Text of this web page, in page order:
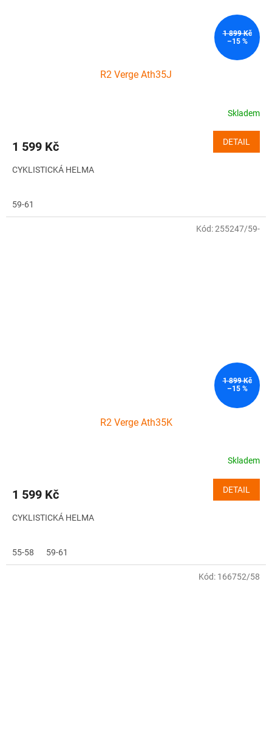
1 899 Kč
–15 %
R2 Verge Ath35J
Skladem
1 599 Kč DETAIL
CYKLISTICKÁ HELMA
59-61
1 899 Kč
–15 %
R2 Verge Ath35K
Skladem
1 599 Kč DETAIL
CYKLISTICKÁ HELMA
55-58 59-61
Kód:255247/59-
Kód: 166752/58